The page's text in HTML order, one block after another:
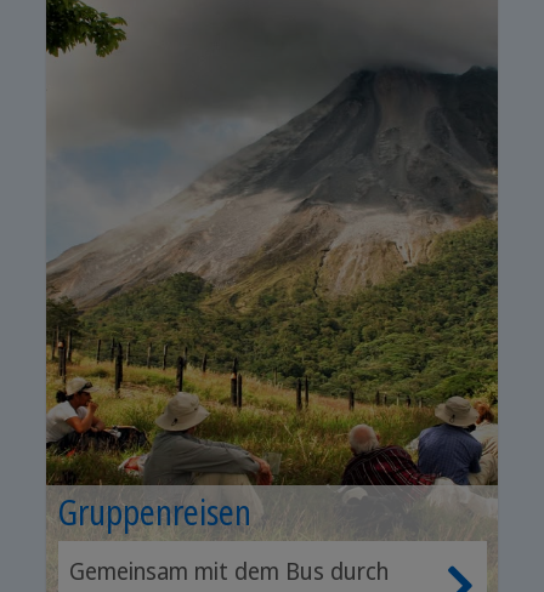
Gruppenreisen
Gemeinsam mit dem Bus durch